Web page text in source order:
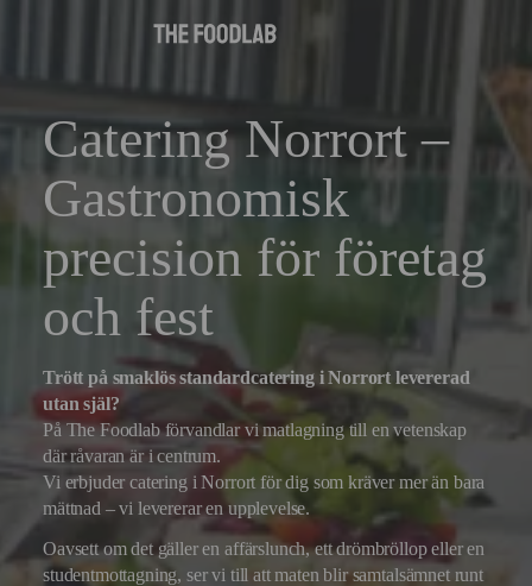
Catering Norrort –
Gastronomisk
precision för företag
och fest
Trött på smaklös standardcatering i Norrort levererad
utan själ?
På The Foodlab förvandlar vi matlagning till en vetenskap
där råvaran är i centrum.
Vi erbjuder catering i Norrort för dig som kräver mer än bara
mättnad – vi levererar en upplevelse.
Oavsett om det gäller en affärslunch, ett drömbröllop eller en
studentmottagning, ser vi till att maten blir samtalsämnet runt